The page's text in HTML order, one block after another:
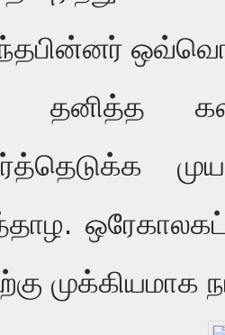
தனித்த
முக்கியமாக